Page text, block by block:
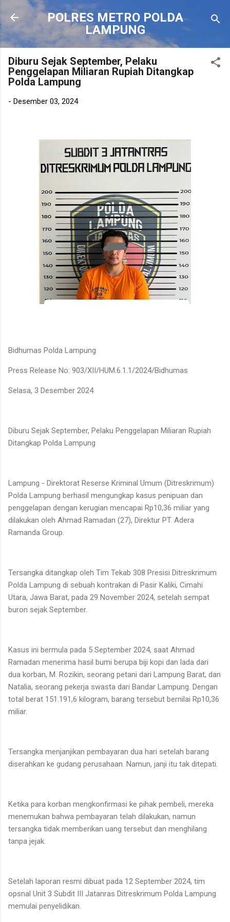
Langsung ke konten utama
POLRES METRO POLDA
LAMPUNG
Diburu Sejak September, Pelaku
Penggelapan Miliaran Rupiah Ditangkap
Polda Lampung
- Desember 03, 2024
Bidhumas Polda Lampung
Press Release No: 903/XII/HUM.6.1.1/2024/Bidhumas
Selasa, 3 Desember 2024
Diburu Sejak September, Pelaku Penggelapan Miliaran Rupiah
Ditangkap Polda Lampung
Lampung - Direktorat Reserse Kriminal Umum (Ditreskrimum)
Polda Lampung berhasil mengungkap kasus penipuan dan
penggelapan dengan kerugian mencapai Rp10,36 miliar yang
dilakukan oleh Ahmad Ramadan (27), Direktur PT. Adera
Ramanda Group.
Tersangka ditangkap oleh Tim Tekab 308 Presisi Ditreskrimum
Polda Lampung di sebuah kontrakan di Pasir Kaliki, Cimahi
Utara, Jawa Barat, pada 29 November 2024, setelah sempat
buron sejak September.
Kasus ini bermula pada 5 September 2024, saat Ahmad
Ramadan menerima hasil bumi berupa biji kopi dan lada dari
dua korban, M. Rozikin, seorang petani dari Lampung Barat, dan
Natalia, seorang pekerja swasta dari Bandar Lampung. Dengan
total berat 151.191,6 kilogram, barang tersebut bernilai Rp10,36
miliar.
Tersangka menjanjikan pembayaran dua hari setelah barang
diserahkan ke gudang perusahaan. Namun, janji itu tak ditepati.
Ketika para korban mengkonfirmasi ke pihak pembeli, mereka
menemukan bahwa pembayaran telah dilakukan, namun
tersangka tidak memberikan uang tersebut dan menghilang
tanpa jejak.
Setelah laporan resmi dibuat pada 12 September 2024, tim
opsnal Unit 3 Subdit III Jatanras Ditreskrimum Polda Lampung
memulai penyelidikan.